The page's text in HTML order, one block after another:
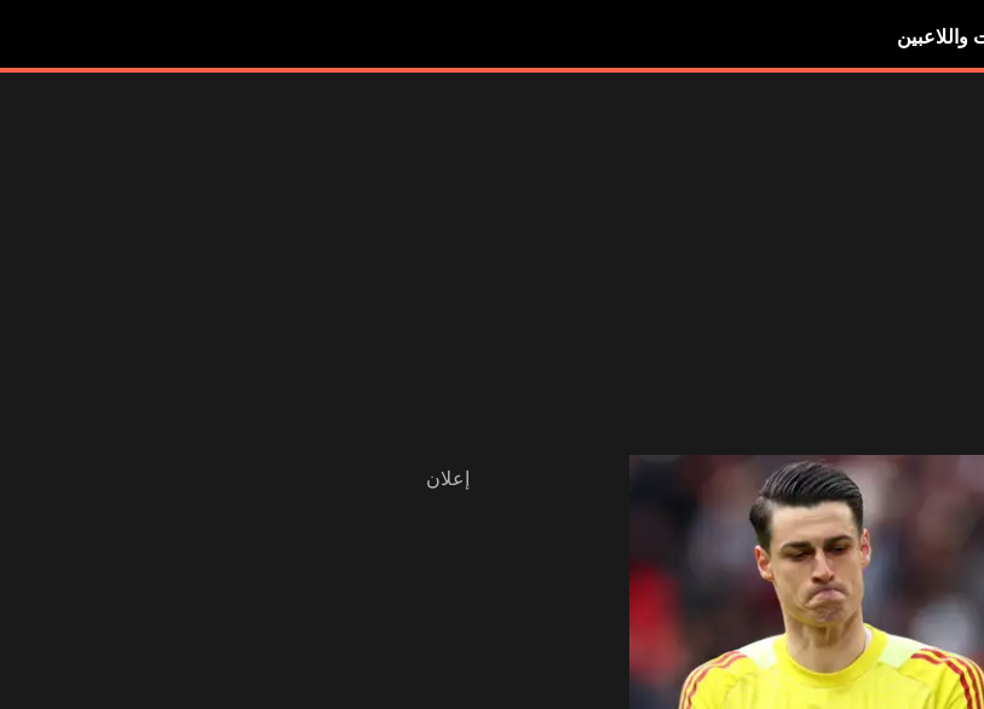
واللاعبين